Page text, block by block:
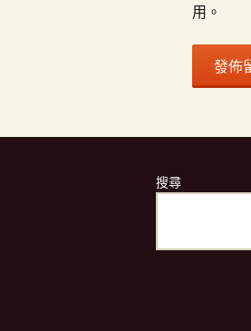
用。
搜尋